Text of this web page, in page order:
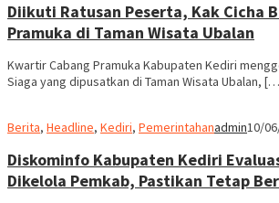
Diikuti Ratusan Peserta, Kak Cicha
Pramuka di Taman Wisata Ubalan
Kwartir Cabang Pramuka Kabupaten Kediri
Siaga yang dipusatkan di Taman Wisata Ubalan,
Berita, Headline, Kediri, Pemerintahanadmin10/
Diskominfo Kabupaten Kediri
Dikelola Pemkab, Pastikan Tetap